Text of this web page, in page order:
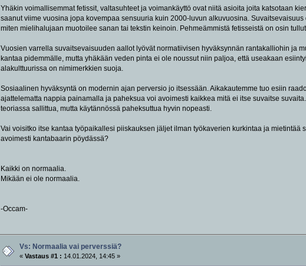
Yhäkin voimallisemmat fetissit, valtasuhteet ja voimankäyttö ovat niitä asioita joita katsotaan
saanut viime vuosina jopa kovempaa sensuuria kuin 2000-luvun alkuvuosina.
miten mielihalujaan muotoilee sanan tai tekstin keinoin. Pehmeämmistä fetisseistä on osin
Vuosien varrella suvaitsevaisuuden aallot lyövät normatiivisen hyväksynnän rantakalliohin ja
kantaa pidemmälle, mutta yhäkään veden pinta ei ole noussut niin paljoa, että useakaan
alakulttuurissa on nimimerkkien suoja.
Sosiaalinen hyväksyntä on modernin ajan perversio jo itsessään. Aikakautemme tuo esiin
ajattelematta nappia painamalla ja paheksua voi avoimesti kaikkea mitä ei itse suvaitse
teoriassa sallittua, mutta käytännössä paheksuttua hyvin nopeasti.
Vai voisitko itse kantaa työpaikallesi piiskauksen jäljet ilman työkaverien kurkintaa ja
avoimesti kantabaarin pöydässä?
Kaikki on normaalia.
Mikään ei ole normaalia.
-Occam-
Vs: Normaalia vai perverssiä?
«Vastaus #1 : 14.01.2024, 14:45 »